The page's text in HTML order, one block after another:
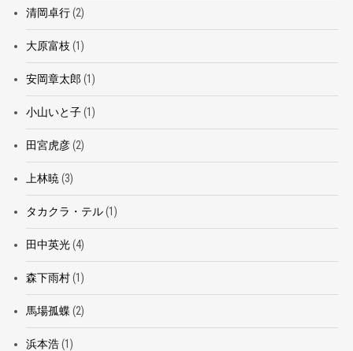
清岡卓行(2)
大原富枝 (1)
安岡章太郎 (1)
小山いと子(1)
田宮虎彦(2)
上林暁 (3)
タカクラ・テル(1)
田中英光(4)
森下雨村(1)
馬場孤蝶 (2)
浜本浩(1)